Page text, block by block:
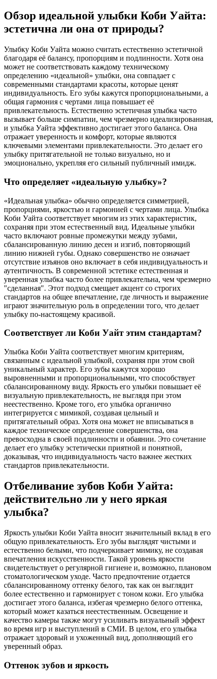
Обзор идеальной улыбки Коби Уайта:
эстетична ли она от природы?
Улыбку Коби Уайта можно считать естественно эстетичной
благодаря её балансу, пропорциям и подлинности. Хотя она
может не соответствовать каждому техническому
определению «идеальной» улыбки, она совпадает с
современными стандартами красоты, которые ценят
индивидуальность. Его зубы кажутся пропорциональными, а
общая гармония с чертами лица повышает её
привлекательность. Естественно эстетичная улыбка часто
вызывает больше симпатии, чем чрезмерно идеализированная,
и улыбка Уайта эффективно достигает этого баланса. Она
отражает уверенность и комфорт, которые являются
ключевыми элементами привлекательности. Это делает его
улыбку притягательной не только визуально, но и
эмоционально, укрепляя его сильный публичный имидж.
Что определяет «идеальную улыбку»?
«Идеальная улыбка» обычно определяется симметрией,
пропорциями, яркостью и гармонией с чертами лица. Улыбка
Коби Уайта соответствует многим из этих характеристик,
сохраняя при этом естественный вид. Идеальные улыбки
часто включают ровные промежутки между зубами,
сбалансированную линию десен и изгиб, повторяющий
линию нижней губы. Однако совершенство не означает
отсутствие изъянов оно включает в себя индивидуальность и
аутентичность. В современной эстетике естественная и
уверенная улыбка часто более привлекательна, чем чрезмерно
"сделанная". Этот подход смещает акцент со строгих
стандартов на общее впечатление, где личность и выражение
играют значительную роль в определении того, что делает
улыбку по-настоящему красивой.
Соответствует ли Коби Уайт этим стандартам?
Улыбка Коби Уайта соответствует многим критериям,
связанным с идеальной улыбкой, сохраняя при этом свой
уникальный характер. Его зубы кажутся хорошо
выровненными и пропорциональными, что способствует
сбалансированному виду. Яркость его улыбки повышает её
визуальную привлекательность, не выглядя при этом
неестественно. Кроме того, его улыбка органично
интегрируется с мимикой, создавая цельный и
притягательный образ. Хотя она может не вписываться в
каждое техническое определение совершенства, она
превосходна в своей подлинности и обаянии. Это сочетание
делает его улыбку эстетически приятной и понятной,
доказывая, что индивидуальность часто важнее жестких
стандартов привлекательности.
Отбеливание зубов Коби Уайта:
действительно ли у него яркая
улыбка?
Яркость улыбки Коби Уайта вносит значительный вклад в его
общую привлекательность. Его зубы выглядят чистыми и
естественно белыми, что подчеркивает мимику, не создавая
впечатления искусственности. Такой уровень яркости
свидетельствует о регулярной гигиене и, возможно, плановом
стоматологическом уходе. Часто предпочтение отдается
сбалансированному оттенку белого, так как он выглядит
более естественно и гармонирует с тоном кожи. Его улыбка
достигает этого баланса, избегая чрезмерно белого оттенка,
который может казаться неестественным. Освещение и
качество камеры также могут усиливать визуальный эффект
во время игр и выступлений в СМИ. В целом, его улыбка
отражает здоровый и ухоженный вид, дополняющий его
уверенный образ.
Оттенок зубов и яркость